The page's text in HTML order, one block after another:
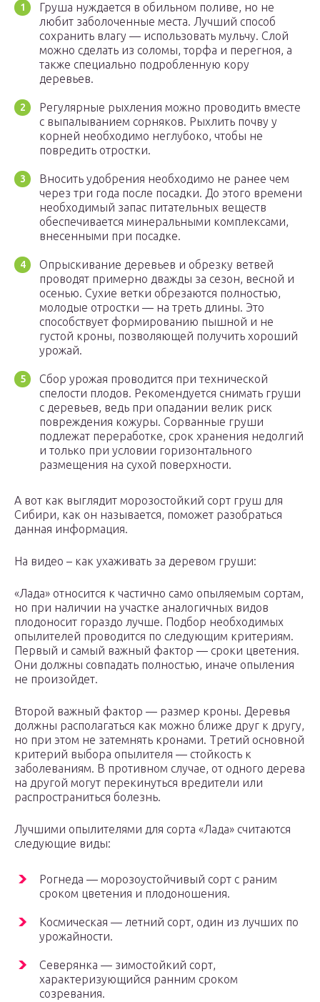
Груша нуждается в обильном поливе, но не
любит заболоченные места. Лучший способ
сохранить влагу — использовать мульчу. Слой
можно сделать из соломы, торфа и перегноя, а
также специально подробленную кору
деревьев.
Регулярные рыхления можно проводить вместе
с выпалыванием сорняков. Рыхлить почву у
корней необходимо неглубоко, чтобы не
повредить отростки.
Вносить удобрения необходимо не ранее чем
через три года после посадки. До этого времени
необходимый запас питательных веществ
обеспечивается минеральными комплексами,
внесенными при посадке.
Опрыскивание деревьев и обрезку ветвей
проводят примерно дважды за сезон, весной и
осенью. Сухие ветки обрезаются полностью,
молодые отростки — на треть длины. Это
способствует формированию пышной и не
густой кроны, позволяющей получить хороший
урожай.
Сбор урожая проводится при технической
спелости плодов. Рекомендуется снимать груши
с деревьев, ведь при опадании велик риск
повреждения кожуры. Сорванные груши
подлежат переработке, срок хранения недолгий
и только при условии горизонтального
размещения на сухой поверхности.
А вот как выглядит морозостойкий сорт груш для
Сибири, как он называется, поможет разобраться
данная информация.
На видео – как ухаживать за деревом груши:
«Лада» относится к частично само опыляемым сортам,
но при наличии на участке аналогичных видов
плодоносит гораздо лучше. Подбор необходимых
опылителей проводится по следующим критериям.
Первый и самый важный фактор — сроки цветения.
Они должны совпадать полностью, иначе опыления
не произойдет.
Второй важный фактор — размер кроны. Деревья
должны располагаться как можно ближе друг к другу,
но при этом не затемнять кронами. Третий основной
критерий выбора опылителя — стойкость к
заболеваниям. В противном случае, от одного дерева
на другой могут перекинуться вредители или
распространиться болезнь.
Лучшими опылителями для сорта «Лада» считаются
следующие виды:
Рогнеда — морозоустойчивый сорт с раним
сроком цветения и плодоношения.
Космическая — летний сорт, один из лучших по
урожайности.
Северянка — зимостойкий сорт,
характеризующийся ранним сроком
созревания.